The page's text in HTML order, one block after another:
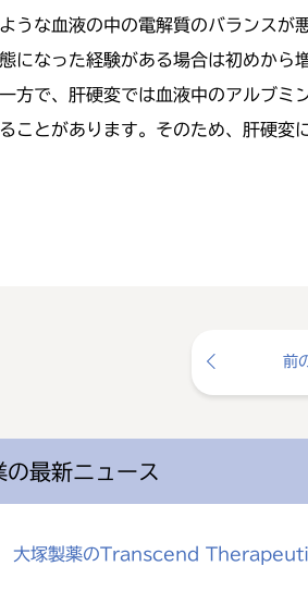
うな血液の中の電解質のバランス
になった経験がある場合は初めか
方で、肝硬変では血液中のアルブ
ことがあります。そのため、肝硬
前
の最新ニュース
大塚製薬のTranscend